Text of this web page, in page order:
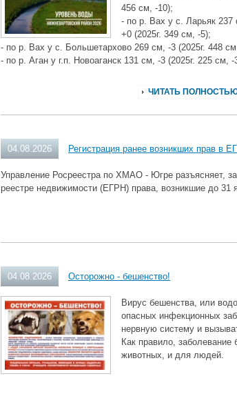
456 см, -10);
- по р. Вах у с. Ларьяк 237
+0 (2025г. 349 см, -5);
- по р. Вах у с. Большетархово 269 см, -3 (2025г. 448
- по р. Аган у г.п. Новоаганск 131 см, -3 (2025г. 225 см, -
ЧИТАТЬ
04.08.2026 Регистрация ранее возникших прав в
Управление Росреестра по ХМАО - Югре разъясняет,
реестре недвижимости (ЕГРН) права, возникшие до 31
04.08.2026 Осторожно - бешенство!
Вирус бешенства, или
опасных инфекционных
нервную систему и
Как правило,
животных, и для людей.